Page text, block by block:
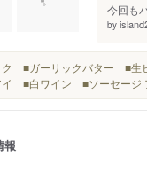
今回も
by
ク ■ガーリックバター ■
イ ■白ワイン ■ソーセー
報